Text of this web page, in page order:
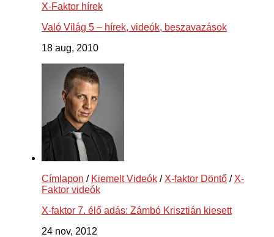
X-Faktor hírek
Való Világ 5 – hírek, videók, beszavazások
18 aug, 2010
Címlapon / Kiemelt Videók / X-faktor Döntő / X-
Faktor videók
X-faktor 7. élő adás: Zámbó Krisztián kiesett
24 nov, 2012